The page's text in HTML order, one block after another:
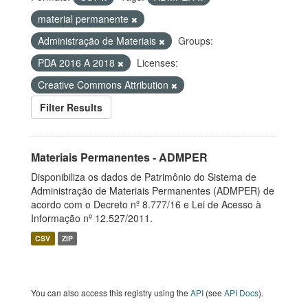
material permanente
Administração de Materiais
Groups:
PDA 2016 A 2018
Licenses:
Creative Commons Attribution
Filter Results
Materiais Permanentes - ADMPER
Disponibiliza os dados de Patrimônio do Sistema de
Administração de Materiais Permanentes (ADMPER) de
acordo com o Decreto nº 8.777/16 e Lei de Acesso à
Informação nº 12.527/2011.
CSV ZIP
You can also access this registry using the API (see API Docs).